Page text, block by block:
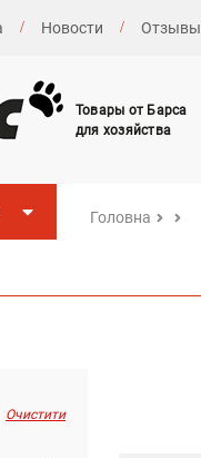
Новости Отзывы
Товары от Барса
для хозяйства
Головна
Очистити